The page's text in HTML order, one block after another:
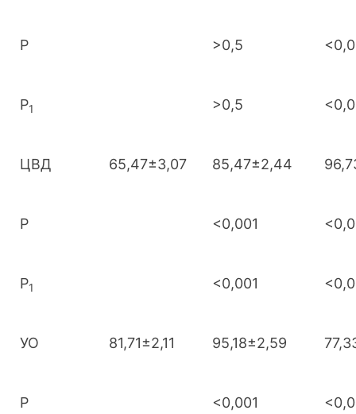
Р >0,5
Р1 >0,5
ЦВД 65,47±3,07 85,47±2,44
Р <0,001
Р1 <0,001
УО 81,71±2,11 95,18±2,59
Р <0,001